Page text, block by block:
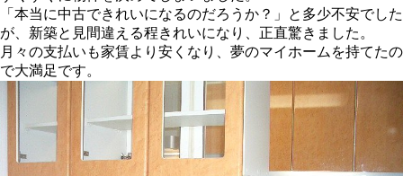
「本当に中古できれいになるのだろうか？」と多少不安でした
が、新築と見間違える程きれいになり、正直驚きました。
月々の支払いも家賃より安くなり、夢のマイホームを持てたの
で大満足です。